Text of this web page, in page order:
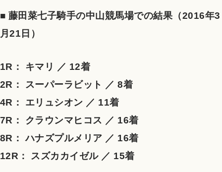
■ 藤田菜七子騎手の中山競馬場での結果（2016年3
月21日）
1R： キマリ ／ 12着
2R： スーパーラビット ／ 8着
4R： エリュシオン ／ 11着
7R： クラウンマヒコス ／ 16着
8R： ハナズプルメリア ／ 16着
12R： スズカカイゼル ／ 15着